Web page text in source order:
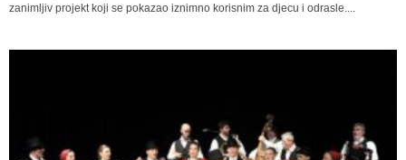
zanimljiv projekt koji se pokazao iznimno korisnim za djecu i odrasle....